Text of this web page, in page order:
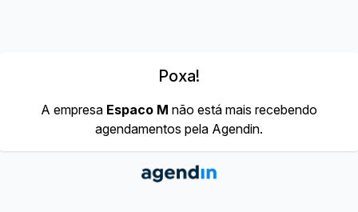
Poxa!
A empresa Espaco M não está mais recebendo
agendamentos pela Agendin.